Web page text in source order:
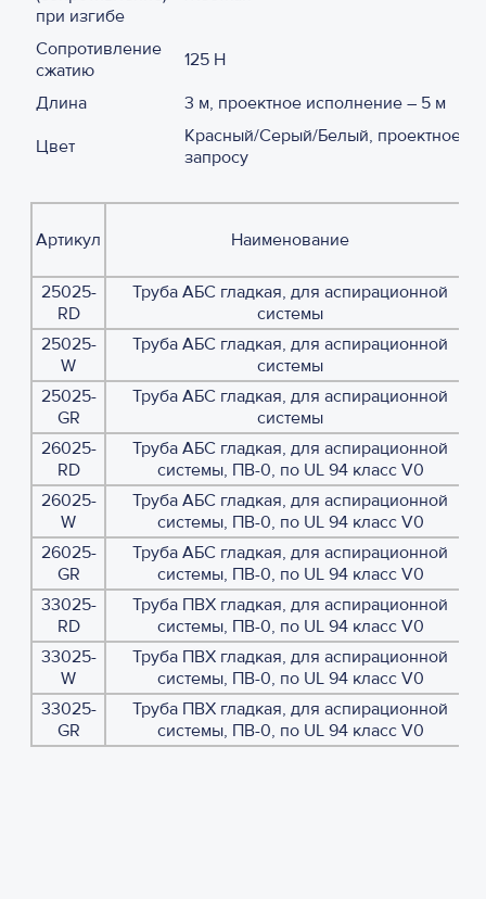
при изгибе
Сопротивление
сжатию
125 Н
Длина
3 м, проектное исполнение – 5 м
Цвет
Красный/Серый/Белый, проектное
запросу
Артикул Наименование
25025-
RD
Труба АБС гладкая, для аспирационной
системы
25025-
W
Труба АБС гладкая, для аспирационной
системы
25025-
GR
Труба АБС гладкая, для аспирационной
системы
26025-
RD
Труба АБС гладкая, для аспирационной
системы, ПВ-0, по UL 94 класс V0
26025-
W
Труба АБС гладкая, для аспирационной
системы, ПВ-0, по UL 94 класс V0
26025-
GR
Труба АБС гладкая, для аспирационной
системы, ПВ-0, по UL 94 класс V0
33025-
RD
Труба ПВХ гладкая, для аспирационной
системы, ПВ-0, по UL 94 класс V0
33025-
W
Труба ПВХ гладкая, для аспирационной
системы, ПВ-0, по UL 94 класс V0
33025-
GR
Труба ПВХ гладкая, для аспирационной
системы, ПВ-0, по UL 94 класс V0